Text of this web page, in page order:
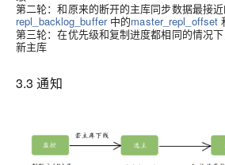
第二轮：和原来的断开的主库同步数据最接
repl_backlog_buffer中的master_repl_offset
第三轮：在优先级和复制进度都相同的情况下
新主库
3.3 通知